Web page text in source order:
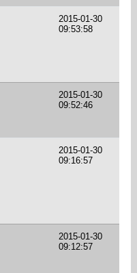
2015-01-30
09:53:58
2015-01-30
09:52:46
2015-01-30
09:16:57
2015-01-30
09:12:57